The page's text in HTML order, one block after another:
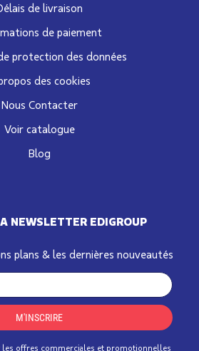
NEWSLETTER EDIGROUP
plans & les dernières nouveautés
M'INSCRIRE
les offres commerciales et promotionnelles
de livraison
de paiement
protection des données
des cookies
Nous Contacter
Voir catalogue
Blog